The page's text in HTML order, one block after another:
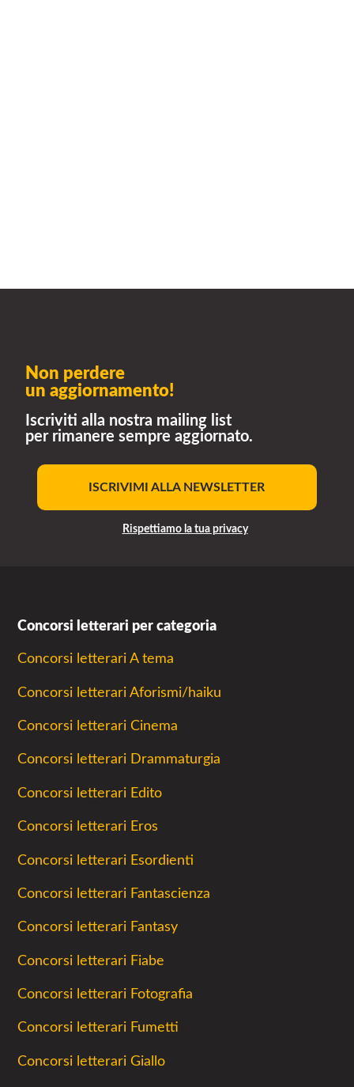
Non perdere
un aggiornamento!
Iscriviti alla nostra mailing list
per rimanere sempre aggiornato.
ISCRIVIMI ALLA NEWSLETTER
Rispettiamo la tua privacy
Concorsi letterari per categoria
Concorsi letterari A tema
Concorsi letterari Aforismi/haiku
Concorsi letterari Cinema
Concorsi letterari Drammaturgia
Concorsi letterari Edito
Concorsi letterari Eros
Concorsi letterari Esordienti
Concorsi letterari Fantascienza
Concorsi letterari Fantasy
Concorsi letterari Fiabe
Concorsi letterari Fotografia
Concorsi letterari Fumetti
Concorsi letterari Giallo